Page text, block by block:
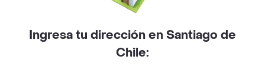
Categorías
Ingresa tu dirección en Santiago de
Chile: